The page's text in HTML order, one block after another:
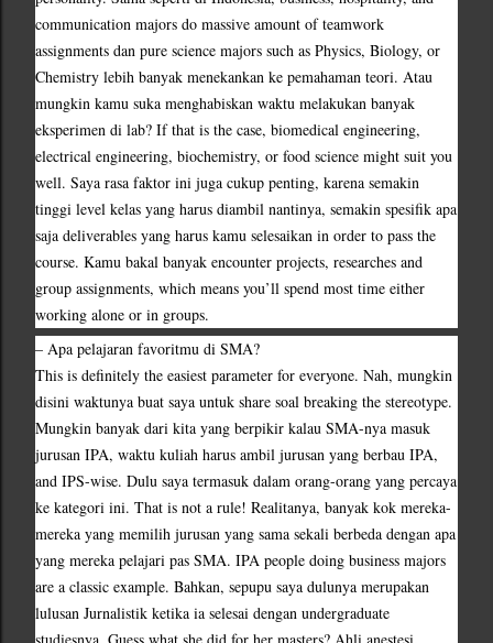
communication majors do massive amount of teamwork
assignments dan pure science majors such as Physics, Biology, or
Chemistry lebih banyak menekankan ke pemahaman teori. Atau
mungkin kamu suka menghabiskan waktu melakukan banyak
eksperimen di lab? If that is the case, biomedical engineering,
electrical engineering, biochemistry, or food science might suit you
well. Saya rasa faktor ini juga cukup penting, karena semakin
tinggi level kelas yang harus diambil nantinya, semakin spesifik apa
saja deliverables yang harus kamu selesaikan in order to pass the
course. Kamu bakal banyak encounter projects, researches and
group assignments, which means you’ll spend most time either
working alone or in groups.
– Apa pelajaran favoritmu di SMA?
This is definitely the easiest parameter for everyone. Nah, mungkin
disini waktunya buat saya untuk share soal breaking the stereotype.
Mungkin banyak dari kita yang berpikir kalau SMA-nya masuk
jurusan IPA, waktu kuliah harus ambil jurusan yang berbau IPA,
and IPS-wise. Dulu saya termasuk dalam orang-orang yang percaya
ke kategori ini. That is not a rule! Realitanya, banyak kok mereka-
mereka yang memilih jurusan yang sama sekali berbeda dengan apa
yang mereka pelajari pas SMA. IPA people doing business majors
are a classic example. Bahkan, sepupu saya dulunya merupakan
lulusan Jurnalistik ketika ia selesai dengan undergraduate
studiesnya. Guess what she did for her masters? Ahli anestesi.